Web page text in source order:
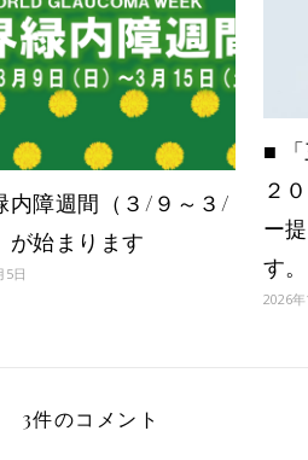
内障週間（３/９～３/
が始まります
5日
■
２
ー
す。
2026
3件のコメント